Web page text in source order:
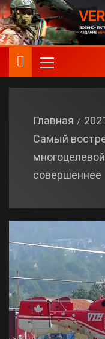
Главная
Самый
совершеннее